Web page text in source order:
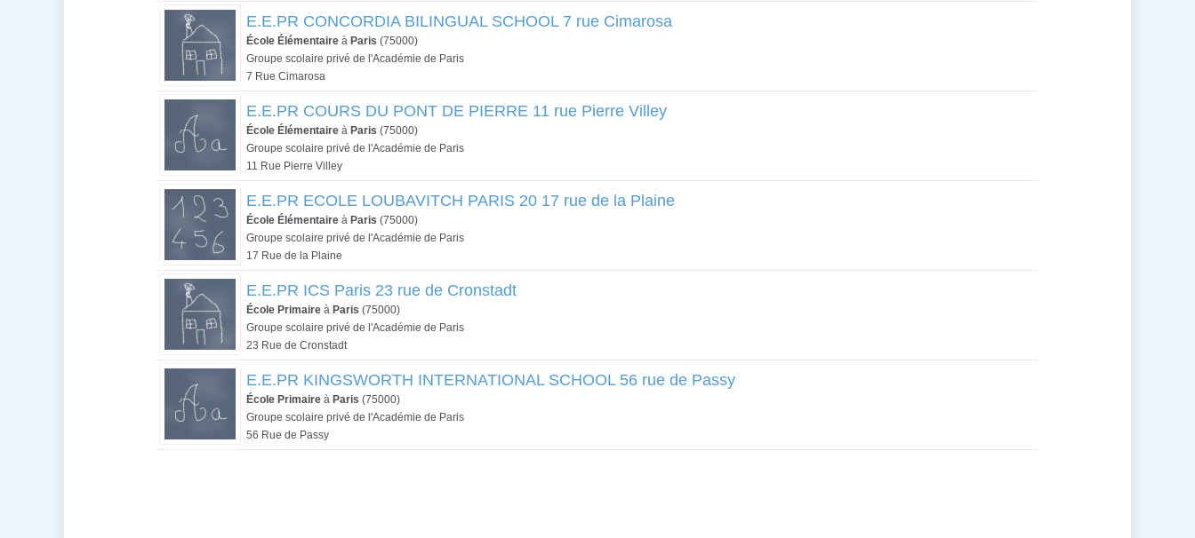
E.E.PR CONCORDIA BILINGUAL SCHOOL 7 rue Cimarosa
École Élémentaire à Paris (75000)
Groupe scolaire privé de l'Académie de Paris
7 Rue Cimarosa
E.E.PR COURS DU PONT DE PIERRE 11 rue Pierre Villey
École Élémentaire à Paris (75000)
Groupe scolaire privé de l'Académie de Paris
11 Rue Pierre Villey
E.E.PR ECOLE LOUBAVITCH PARIS 20 17 rue de la Plaine
École Élémentaire à Paris (75000)
Groupe scolaire privé de l'Académie de Paris
17 Rue de la Plaine
E.E.PR ICS Paris 23 rue de Cronstadt
École Primaire à Paris (75000)
Groupe scolaire privé de l'Académie de Paris
23 Rue de Cronstadt
E.E.PR KINGSWORTH INTERNATIONAL SCHOOL 56 rue de Passy
École Primaire à Paris (75000)
Groupe scolaire privé de l'Académie de Paris
56 Rue de Passy